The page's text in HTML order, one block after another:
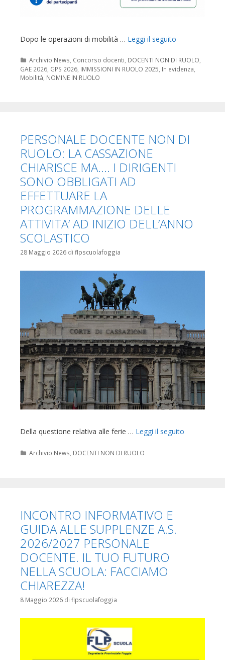
Dopo le operazioni di mobilità … Leggi il seguito
Categorie
Archivio News, Concorso docenti, DOCENTI NON DI RUOLO,
GAE 2026, GPS 2026, IMMISSIONI IN RUOLO 2025, In evidenza,
Mobilità, NOMINE IN RUOLO
PERSONALE DOCENTE NON DI
RUOLO: LA CASSAZIONE
CHIARISCE MA…. I DIRIGENTI
SONO OBBLIGATI AD
EFFETTUARE LA
PROGRAMMAZIONE DELLE
ATTIVITA’ AD INIZIO DELL’ANNO
SCOLASTICO
28 Maggio 2026 di flpscuolafoggia
Della questione relativa alle ferie … Leggi il seguito
Categorie
Archivio News DOCENTI NON DI RUOLO
INCONTRO INFORMATIVO E
GUIDA ALLE SUPPLENZE A.S.
2026/2027 PERSONALE
DOCENTE. IL TUO FUTURO
NELLA SCUOLA: FACCIAMO
CHIAREZZA!
8 Maggio 2026 di flpscuolafoggia